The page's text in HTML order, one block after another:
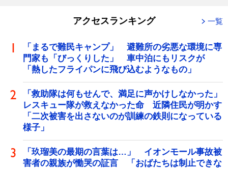
アクセスランキング 一覧
「まるで難民キャンプ」 避難所の劣悪な環境に専
門家も「びっくりした」 車中泊にもリスクが
「熱したフライパンに飛び込むようなもの」
「救助隊は何もせんで、満足に声かけしなかった」
レスキュー隊が救えなかった命 近隣住民が明かす
「二次被害を出さないのが訓練の鉄則になっている
様子」
「玖瑠美の最期の言葉は…」 イオンモール事故被
害者の親族が慟哭の証言 「おばたちは制止できな